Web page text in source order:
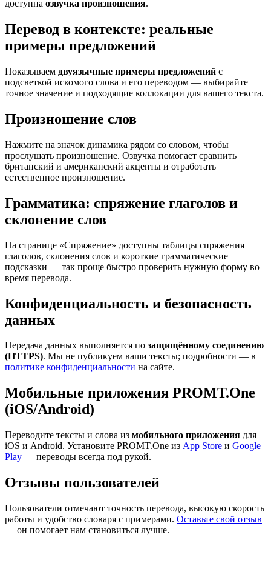
доступна озвучка произношения.
Перевод в контексте: реальные
примеры предложений
Показываем двуязычные примеры предложений с
подсветкой искомого слова и его переводом — выбирайте
точное значение и подходящие коллокации для вашего текста.
Произношение слов
Нажмите на значок динамика рядом со словом, чтобы
прослушать произношение. Озвучка помогает сравнить
британский и американский акценты и отработать
естественное произношение.
Грамматика: спряжение глаголов и
склонение слов
На странице «Спряжение» доступны таблицы спряжения
глаголов, склонения слов и короткие грамматические
подсказки — так проще быстро проверить нужную форму во
время перевода.
Конфиденциальность и безопасность
данных
Передача данных выполняется по защищённому соединению
(HTTPS). Мы не публикуем ваши тексты; подробности — в
политике конфиденциальности на сайте.
Мобильные приложения PROMT.One
(iOS/Android)
Переводите тексты и слова из мобильного приложения для
iOS и Android. Установите PROMT.One из App Store и Google
Play — переводы всегда под рукой.
Отзывы пользователей
Пользователи отмечают точность перевода, высокую скорость
работы и удобство словаря с примерами. Оставьте свой отзыв
— он помогает нам становиться лучше.